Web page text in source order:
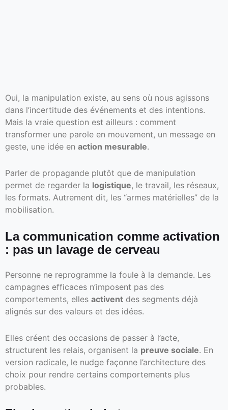
Oui, la manipulation existe, au sens où nous agissons
dans l’incertitude des événements et des intentions.
Mais la vraie question est ailleurs : comment
transformer une parole en mouvement, un message en
geste, une idée en action mesurable.
Parler de propagande plutôt que de manipulation
permet de regarder la logistique, le travail, les réseaux,
les formats. Autrement dit, les “armes matérielles” de la
mobilisation.
La communication comme activation
: pas un lavage de cerveau
Personne ne reprogramme la foule à la demande. Les
campagnes efficaces n’imposent pas des
comportements, elles activent des segments déjà
alignés sur des valeurs et des idées.
Elles créent des occasions de passer à l’acte,
structurent les relais, organisent la preuve sociale. En
version radicale, le nudge façonne l’architecture des
choix pour rendre certains comportements plus
probables.